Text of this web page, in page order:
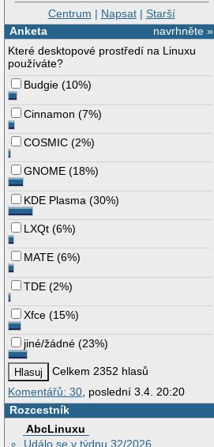
Centrum | Napsat| Starší
navrhněte »
Anketa
Které desktopové prostředí na Linuxu
používáte?
Budgie (10%)
Cinnamon (7%)
COSMIC (2%)
GNOME (18%)
KDE Plasma (30%)
LXQt (6%)
MATE (6%)
TDE (2%)
Xfce (15%)
jiné/žádné (23%)
Celkem 2352 hlasů
Komentářů: 30 , poslední 3.4. 20:20
Rozcestník
AbcLinuxu
Událo se v týdnu 32/2026